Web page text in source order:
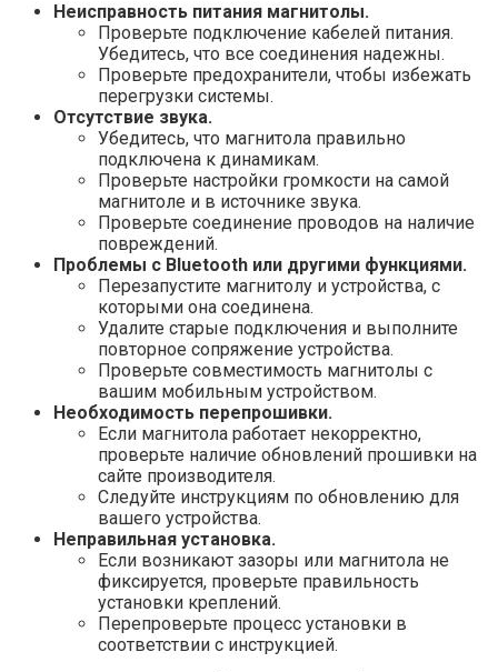
Неисправность питания магнитолы.
Проверьте подключение кабелей питания.
Убедитесь, что все соединения надежны.
Проверьте предохранители, чтобы избежать
перегрузки системы.
Отсутствие звука.
Убедитесь, что магнитола правильно
подключена к динамикам.
Проверьте настройки громкости на самой
магнитоле и в источнике звука.
Проверьте соединение проводов на наличие
повреждений.
Проблемы с Bluetooth или другими функциями.
Перезапустите магнитолу и устройства, с
которыми она соединена.
Удалите старые подключения и выполните
повторное сопряжение устройства.
Проверьте совместимость магнитолы с
вашим мобильным устройством.
Необходимость перепрошивки.
Если магнитола работает некорректно,
проверьте наличие обновлений прошивки на
сайте производителя.
Следуйте инструкциям по обновлению для
вашего устройства.
Неправильная установка.
Если возникают зазоры или магнитола не
фиксируется, проверьте правильность
установки креплений.
Перепроверьте процесс установки в
соответствии с инструкцией.